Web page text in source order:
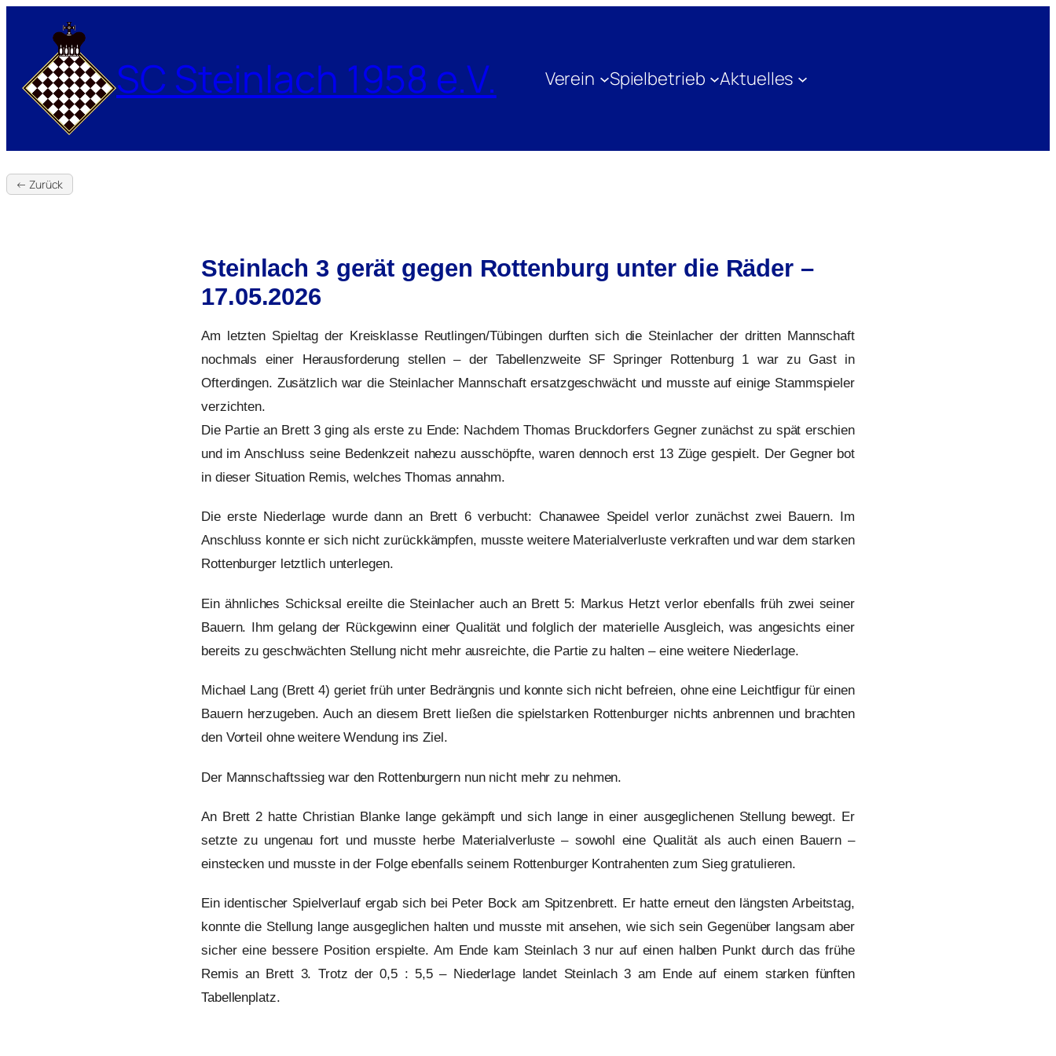
springen
SC Steinlach 1958 e.V. Verein Spielbetrieb Aktuelles
← Zurück
Steinlach 3 gerät gegen Rottenburg unter die Räder –
17.05.2026
Am letzten Spieltag der Kreisklasse Reutlingen/Tübingen durften sich die Steinlacher der dritten Mannschaft
nochmals einer Herausforderung stellen – der Tabellenzweite SF Springer Rottenburg 1 war zu Gast in
Ofterdingen. Zusätzlich war die Steinlacher Mannschaft ersatzgeschwächt und musste auf einige Stammspieler
verzichten.
Die Partie an Brett 3 ging als erste zu Ende: Nachdem Thomas Bruckdorfers Gegner zunächst zu spät erschien
und im Anschluss seine Bedenkzeit nahezu ausschöpfte, waren dennoch erst 13 Züge gespielt. Der Gegner bot
in dieser Situation Remis, welches Thomas annahm.
Die erste Niederlage wurde dann an Brett 6 verbucht: Chanawee Speidel verlor zunächst zwei Bauern. Im
Anschluss konnte er sich nicht zurückkämpfen, musste weitere Materialverluste verkraften und war dem starken
Rottenburger letztlich unterlegen.
Ein ähnliches Schicksal ereilte die Steinlacher auch an Brett 5: Markus Hetzt verlor ebenfalls früh zwei seiner
Bauern. Ihm gelang der Rückgewinn einer Qualität und folglich der materielle Ausgleich, was angesichts einer
bereits zu geschwächten Stellung nicht mehr ausreichte, die Partie zu halten – eine weitere Niederlage.
Michael Lang (Brett 4) geriet früh unter Bedrängnis und konnte sich nicht befreien, ohne eine Leichtfigur für einen
Bauern herzugeben. Auch an diesem Brett ließen die spielstarken Rottenburger nichts anbrennen und brachten
den Vorteil ohne weitere Wendung ins Ziel.
Der Mannschaftssieg war den Rottenburgern nun nicht mehr zu nehmen.
An Brett 2 hatte Christian Blanke lange gekämpft und sich lange in einer ausgeglichenen Stellung bewegt. Er
setzte zu ungenau fort und musste herbe Materialverluste – sowohl eine Qualität als auch einen Bauern –
einstecken und musste in der Folge ebenfalls seinem Rottenburger Kontrahenten zum Sieg gratulieren.
Ein identischer Spielverlauf ergab sich bei Peter Bock am Spitzenbrett. Er hatte erneut den längsten Arbeitstag,
konnte die Stellung lange ausgeglichen halten und musste mit ansehen, wie sich sein Gegenüber langsam aber
sicher eine bessere Position erspielte. Am Ende kam Steinlach 3 nur auf einen halben Punkt durch das frühe
Remis an Brett 3. Trotz der 0,5 : 5,5 – Niederlage landet Steinlach 3 am Ende auf einem starken fünften
Tabellenplatz.